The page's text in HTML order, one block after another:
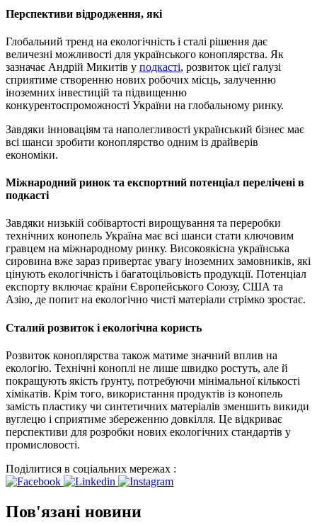
Перспективи відродження, які
Глобальний тренд на екологічність і сталі рішення дає
величезні можливості для українського коноплярства. Як
зазначає Андрій Микитів у подкасті, розвиток цієї галузі
сприятиме створенню нових робочих місць, залученню
іноземних інвестицій та підвищенню
конкурентоспроможності України на глобальному ринку.
Завдяки інноваціям та наполегливості український бізнес має
всі шанси зробити коноплярство одним із драйверів
економіки.
Міжнародний ринок та експортний потенціал перелічені в
подкасті
Завдяки низькій собівартості вирощування та переробки
технічних конопель Україна має всі шанси стати ключовим
гравцем на міжнародному ринку. Високоякісна українська
сировина вже зараз привертає увагу іноземних замовників, які
цінують екологічність і багатоцільовість продукції. Потенціал
експорту включає країни Європейського Союзу, США та
Азію, де попит на екологічно чисті матеріали стрімко зростає.
Сталий розвиток і екологічна користь
Розвиток коноплярства також матиме значний вплив на
екологію. Технічні коноплі не лише швидко ростуть, але й
покращують якість ґрунту, потребуючи мінімальної кількості
хімікатів. Крім того, використання продуктів із конопель
замість пластику чи синтетичних матеріалів зменшить викиди
вуглецю і сприятиме збереженню довкілля. Це відкриває
перспективи для розробки нових екологічних стандартів у
промисловості.
Поділитися в соціальних мережах :
Пов'язані новини